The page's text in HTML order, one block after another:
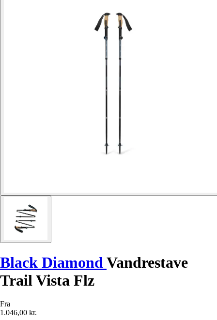
Black Diamond Vandrestave
Trail Vista Flz
Fra
1.046,00 kr.